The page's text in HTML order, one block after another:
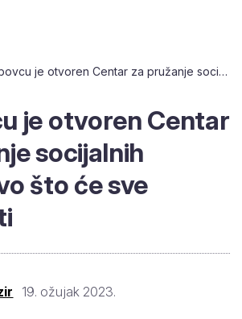
U Vrbovcu je otvoren Centar za pružanje socijalnih usluga, evo što će sve uključivati
je otvoren
pružanje
usluga, evo što
19. ožujak 2023.